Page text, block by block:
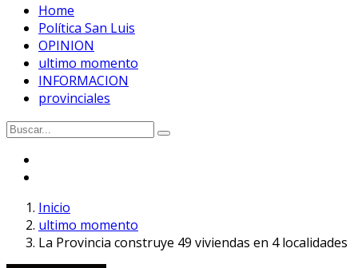
Home
Política San Luis
OPINION
ultimo momento
INFORMACION
provinciales
Inicio
ultimo momento
La Provincia construye 49 viviendas en 4 localidades